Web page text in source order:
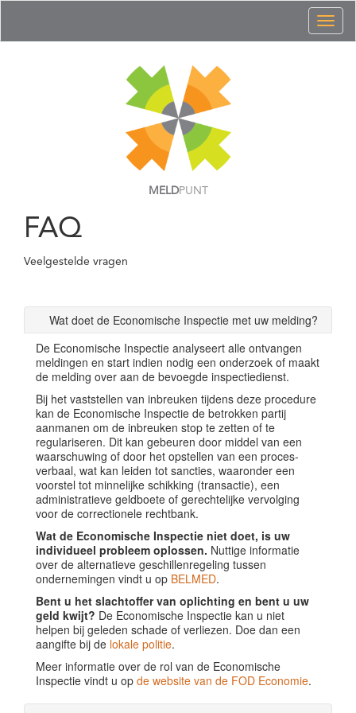
MELDPUNT
FAQ
Veelgestelde vragen
Wat doet de Economische Inspectie met uw melding?
De Economische Inspectie analyseert alle ontvangen
meldingen en start indien nodig een onderzoek of maakt
de melding over aan de bevoegde inspectiedienst.
Bij het vaststellen van inbreuken tijdens deze procedure
kan de Economische Inspectie de betrokken partij
aanmanen om de inbreuken stop te zetten of te
regulariseren. Dit kan gebeuren door middel van een
waarschuwing of door het opstellen van een proces-
verbaal, wat kan leiden tot sancties, waaronder een
voorstel tot minnelijke schikking (transactie), een
administratieve geldboete of gerechtelijke vervolging
voor de correctionele rechtbank.
Wat de Economische Inspectie niet doet, is uw
individueel probleem oplossen. Nuttige informatie
over de alternatieve geschillenregeling tussen
ondernemingen vindt u op BELMED.
Bent u het slachtoffer van oplichting en bent u uw
geld kwijt? De Economische Inspectie kan u niet
helpen bij geleden schade of verliezen. Doe dan een
aangifte bij de lokale politie.
Meer informatie over de rol van de Economische
Inspectie vindt u op de website van de FOD Economie.